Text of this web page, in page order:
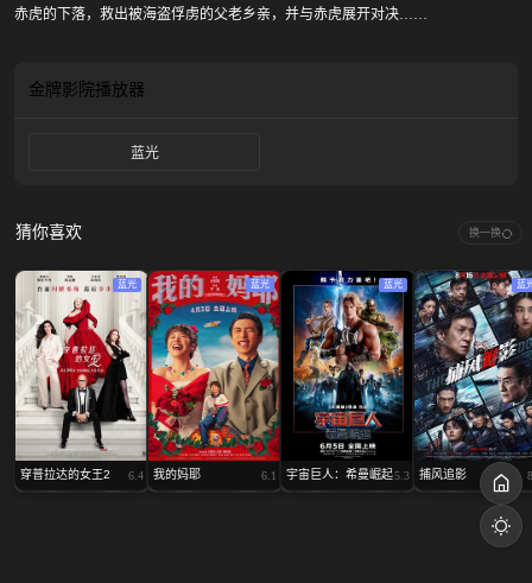
赤虎的下落，救出被海盗俘虏的父老乡亲，并与赤虎展开对决……
金牌影院播放器
蓝光
猜你喜欢 换一换
蓝光
穿普拉达的女王2 6.4
蓝光
我的妈耶 6.1
蓝光
宇宙巨人：希曼崛起5.3
蓝
捕风追影